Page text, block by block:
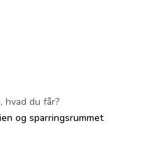
hvad du får?
og sparringsrummet